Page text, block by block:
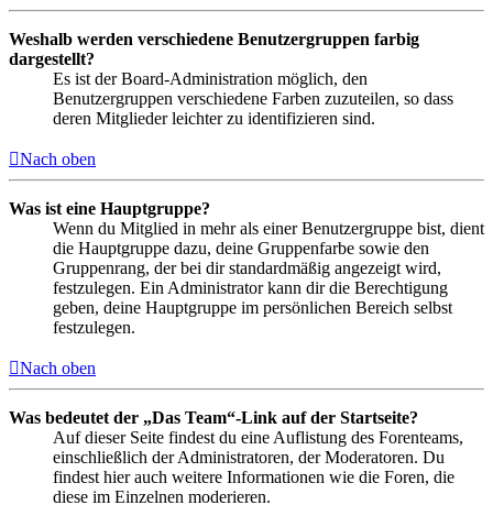
Weshalb werden verschiedene Benutzergruppen farbig
dargestellt?
Es ist der Board-Administration möglich, den
Benutzergruppen verschiedene Farben zuzuteilen, so dass
deren Mitglieder leichter zu identifizieren sind.
Nach oben
Was ist eine Hauptgruppe?
Wenn du Mitglied in mehr als einer Benutzergruppe bist, dient
die Hauptgruppe dazu, deine Gruppenfarbe sowie den
Gruppenrang, der bei dir standardmäßig angezeigt wird,
festzulegen. Ein Administrator kann dir die Berechtigung
geben, deine Hauptgruppe im persönlichen Bereich selbst
festzulegen.
Nach oben
Was bedeutet der „Das Team“-Link auf der Startseite?
Auf dieser Seite findest du eine Auflistung des Forenteams,
einschließlich der Administratoren, der Moderatoren. Du
findest hier auch weitere Informationen wie die Foren, die
diese im Einzelnen moderieren.